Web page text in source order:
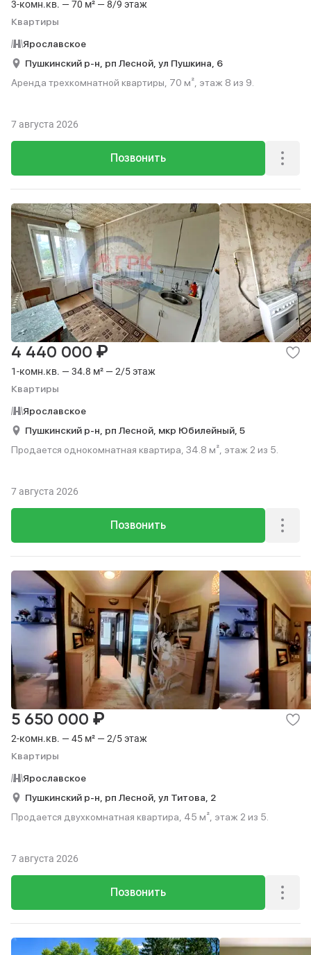
3-комн.кв. — 70 м² — 8/9 этаж
Квартиры
Ярославское
Пушкинский р-н, рп Лесной, ул Пушкина, 6
Аренда трехкомнатной квартиры, 70 м², этаж 8 из 9.
Позвонить
7 августа 2026
1-комн.кв. — 34.8 м² — 2/5 этаж
Квартиры
4 440 000 ₽
Ярославское
Пушкинский р-н, рп Лесной, мкр Юбилейный, 5
Продается однокомнатная квартира, 34.8 м², этаж 2 из 5.
Позвонить
7 августа 2026
2-комн.кв. — 45 м² — 2/5 этаж
Квартиры
5 650 000 ₽
Ярославское
Пушкинский р-н, рп Лесной, ул Титова, 2
Продается двухкомнатная квартира, 45 м², этаж 2 из 5.
Позвонить
7 августа 2026